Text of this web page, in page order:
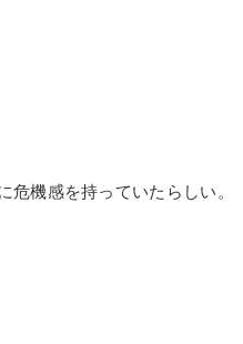
危機感を持っていたらしい。